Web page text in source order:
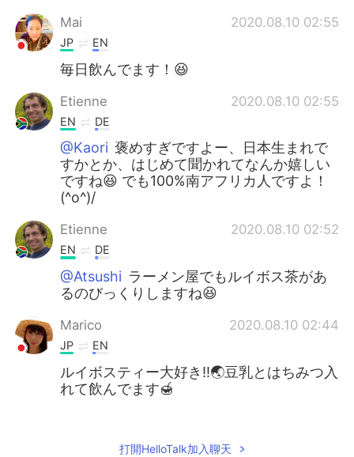
Mai 2020.08.10 02:55
JP EN
毎日飲んでます！😆
Etienne 2020.08.10 02:55
EN DE
@Kaori 褒めすぎですよー、日本生まれで
すかとか、はじめて聞かれてなんか嬉しい
ですね😆 でも100%南アフリカ人ですよ！
(^o^)/
Etienne 2020.08.10 02:52
EN DE
@Atsushi ラーメン屋でもルイボス茶があ
るのびっくりしますね😆
Marico 2020.08.10 02:44
JP EN
ルイボスティー大好き!!🌏豆乳とはちみつ入
れて飲んでます🍯
打開HelloTalk加入聊天